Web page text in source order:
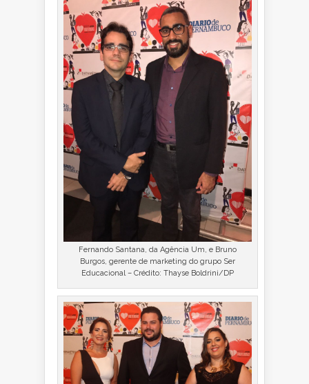
Fernando Santana, da Agência Um, e Bruno
Burgos, gerente de marketing do grupo Ser
Educacional – Crédito: Thayse Boldrini/DP